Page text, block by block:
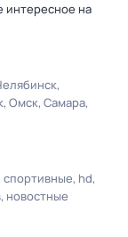
интересное на
Омск Самара
спортивные hd
новостные